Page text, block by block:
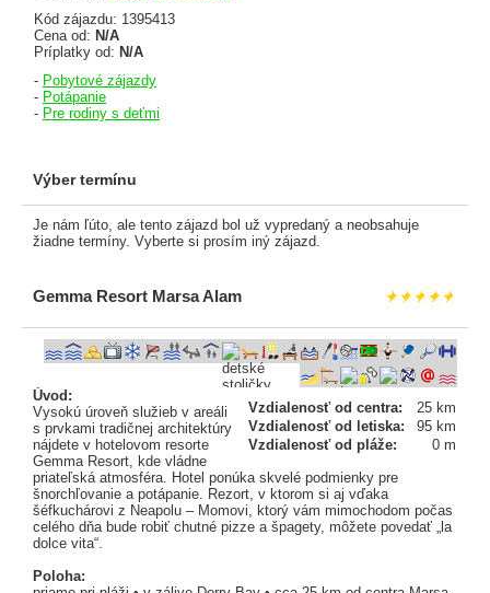
Kód zájazdu: 1395413
Cena od: N/A
Príplatky od: N/A
- Pobytové zájazdy
- Potápanie
- Pre rodiny s deťmi
Výber termínu
Je nám ľúto, ale tento zájazd bol už vypredaný a neobsahuje
žiadne termíny. Vyberte si prosím iný zájazd.
Gemma Resort Marsa Alam
Vzdialenosť od centra:
25 km
Vzdialenosť od letiska:
95 km
Vzdialenosť od pláže:
0 m
Úvod:
Vysokú úroveň služieb v areáli
s prvkami tradičnej architektúry
nájdete v hotelovom resorte
Gemma Resort, kde vládne
priateľská atmosféra. Hotel ponúka skvelé podmienky pre
šnorchľovanie a potápanie. Rezort, v ktorom si aj vďaka
šéfkuchárovi z Neapolu – Momovi, ktorý vám mimochodom počas
celého dňa bude robiť chutné pizze a špagety, môžete povedať „la
dolce vita“.
Poloha: